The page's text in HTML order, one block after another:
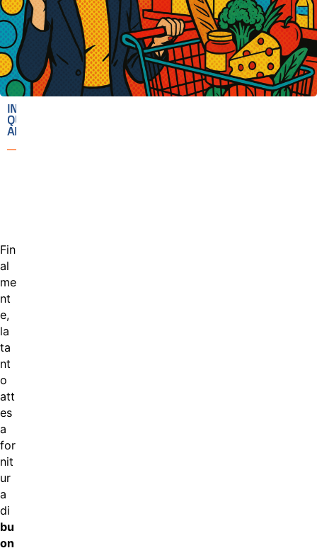
IN
QUESTO
ARTICOLO
Fin
al
me
nt
e,
la
ta
nt
o
att
es
a
for
nit
ur
a
di
bu
on